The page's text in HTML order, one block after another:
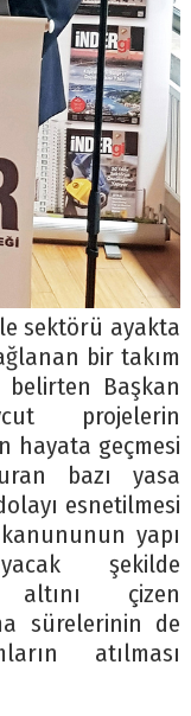
sektörü ayakta
bir takım
Başkan
projelerin
hayata geçmesi
bazı yasa
esnetilmesi
yapı
şekilde
altını çizen
sürelerinin de
atılması